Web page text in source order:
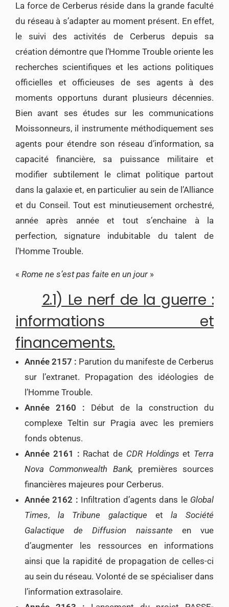
La force de Cerberus réside dans la grande faculté
du réseau à s’adapter au moment présent. En effet,
le suivi des activités de Cerberus depuis sa
création démontre que l’Homme Trouble oriente les
recherches scientifiques et les actions politiques
officielles et officieuses de ses agents à des
moments opportuns durant plusieurs décennies.
Bien avant ses études sur les communications
Moissonneurs, il instrumente méthodiquement ses
agents pour étendre son réseau d’information, sa
capacité financière, sa puissance militaire et
modifier subtilement le climat politique partout
dans la galaxie et, en particulier au sein de l’Alliance
et du Conseil. Tout est minutieusement orchestré,
année après année et tout s’enchaine à la
perfection, signature indubitable du talent de
l’Homme Trouble.
« Rome ne s’est pas faite en un jour »
2.1) Le nerf de la guerre :
informations et
financements.
Année 2157 : Parution du manifeste de Cerberus
sur l’extranet. Propagation des idéologies de
l’Homme Trouble.
Année 2160 : Début de la construction du
complexe Teltin sur Pragia avec les premiers
fonds obtenus.
Année 2161 : Rachat de CDR Holdingset Terra
Nova Commonwealth Bank, premières sources
financières majeures pour Cerberus.
Année 2162 : Infiltration d’agents dans le Global
Times, la Tribune galactique etla Société
Galactique de Diffusion naissante en vue
d’augmenter les ressources en informations
ainsi que la rapidité de propagation de celles-ci
au sein du réseau. Volonté de se spécialiser dans
l’information extrasolaire.